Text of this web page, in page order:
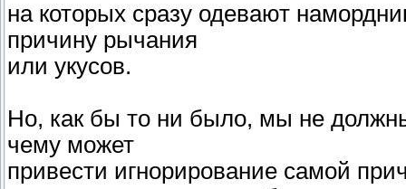
на которых сразу одевают
причину рычания
или укусов.
Но, как бы то ни было, мы не
чему может
привести игнорирование самой